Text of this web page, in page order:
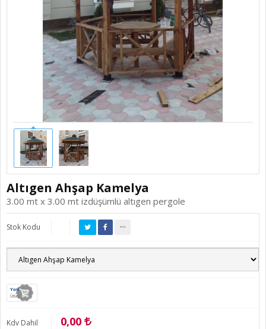
Altıgen Ahşap Kamelya
3.00 mt x 3.00 mt izdüşümlü altıgen pergole
Stok Kodu
Yeni
Ürün
Kdv Dahil 0,00